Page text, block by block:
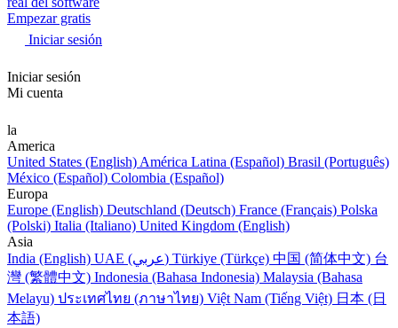
Empezar gratis
Iniciar sesión
Iniciar sesión
Mi cuenta
la
America
United States (English) América Latina (Español) Brasil (Português)
México (Español) Colombia (Español)
Europa
Europe (English) Deutschland (Deutsch) France (Français) Polska
(Polski) Italia (Italiano) United Kingdom (English)
Asia
India (English)
UAE (عربي) Türkiye (Türkçe) 中国 (简体中文) 台
灣 (繁體中文) Indonesia (Bahasa Indonesia) Malaysia (Bahasa
Melayu) ประเทศไทย (ภาษาไทย) Việt Nam (Tiếng Việt) 日本 (日
本語)